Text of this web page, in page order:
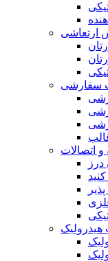
ارتعاشی
سفارشی
و اتصالات